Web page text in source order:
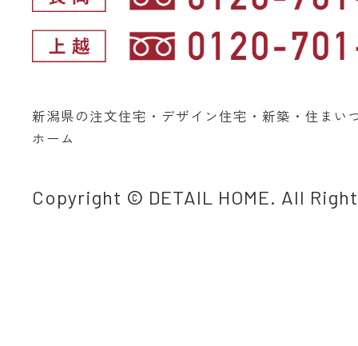
新潟県の注文住宅・デザイン住宅・新築・住まい
ホーム
Copyright © DETAIL HOME. All